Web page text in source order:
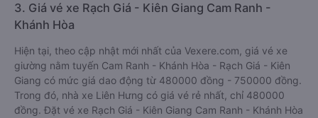
3. Giá vé xe Rạch Giá - Kiên Giang Cam Ranh -
Khánh Hòa
Hiện tại, theo cập nhật mới nhất của Vexere.com, giá vé xe
giường nằm tuyến Cam Ranh - Khánh Hòa - Rạch Giá - Kiên
Giang có mức giá dao động từ 480000 đồng - 750000 đồng.
Trong đó, nhà xe Liên Hưng có giá vé rẻ nhất, chỉ 480000
đồng. Đặt vé xe Rạch Giá - Kiên Giang Cam Ranh - Khánh Hòa